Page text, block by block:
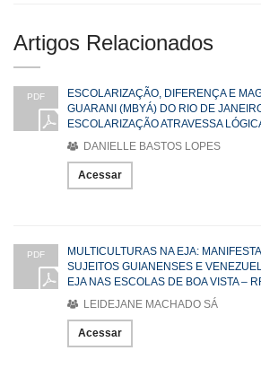
Artigos Relacionados
PDF
ESCOLARIZAÇÃO, DIFERENÇA E
GUARANI (MBYÁ) DO RIO DE
ESCOLARIZAÇÃO ATRAVESSA
DANIELLE BASTOS LOPES
Acessar
PDF
MULTICULTURAS NA EJA:
SUJEITOS GUIANENSES E
EJA NAS ESCOLAS DE BOA VISTA –
LEIDEJANE MACHADO SÁ
Acessar